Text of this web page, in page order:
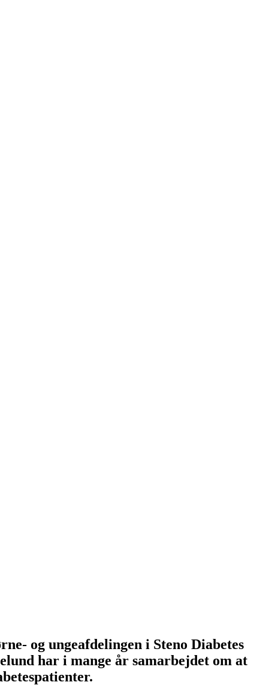
og ungeafdelingen i Steno Diabetes
har i mange år samarbejdet om at